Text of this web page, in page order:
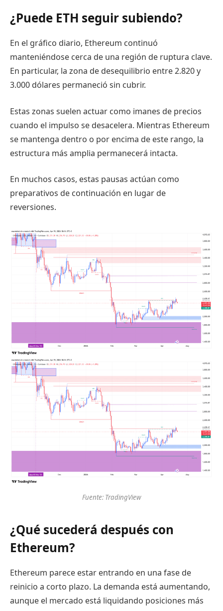
¿Puede ETH seguir subiendo?
En el gráfico diario, Ethereum continuó
manteniéndose cerca de una región de ruptura clave.
En particular, la zona de desequilibrio entre 2.820 y
3.000 dólares permaneció sin cubrir.
Estas zonas suelen actuar como imanes de precios
cuando el impulso se desacelera. Mientras Ethereum
se mantenga dentro o por encima de este rango, la
estructura más amplia permanecerá intacta.
En muchos casos, estas pausas actúan como
preparativos de continuación en lugar de
reversiones.
Fuente: TradingView
¿Qué sucederá después con
Ethereum?
Ethereum parece estar entrando en una fase de
reinicio a corto plazo. La demanda está aumentando,
aunque el mercado está liquidando posiciones más